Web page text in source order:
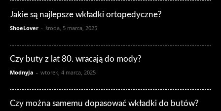
Jakie są najlepsze wkładki ortopedyczne?
ShoeLover - środa, 5 marca, 2025
Czy buty z lat 80. wracają do mody?
ModnyJa - wtorek, 4 marca, 2025
Czy można samemu dopasować wkładki do butów?